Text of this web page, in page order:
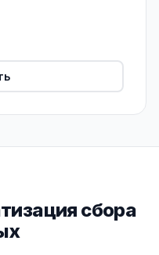
сбора